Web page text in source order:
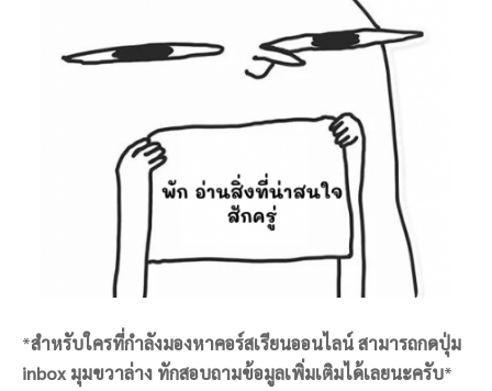
*สำหรับใครที่กำลังมองหาคอร์สเรียนออนไลน์ สามารถกดปุ่ม
inbox มุมขวาล่าง ทักสอบถามข้อมูลเพิ่มเติมได้เลยนะครับ*